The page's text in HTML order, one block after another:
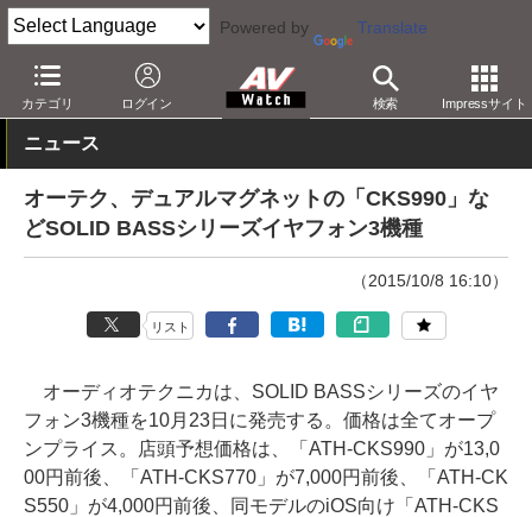
Powered by Translate
カテゴリ ログイン 検索 Impressサイト
AV Watch 製品 ヘッドフォン オーディオテクニカ
ニュース
オーテク、デュアルマグネットの「CKS990」な
どSOLID BASSシリーズイヤフォン3機種
（2015/10/8 16:10）
リスト
オーディオテクニカは、SOLID BASSシリーズのイヤ
フォン3機種を10月23日に発売する。価格は全てオープ
ンプライス。店頭予想価格は、「ATH-CKS990」が13,0
00円前後、「ATH-CKS770」が7,000円前後、「ATH-CK
S550」が4,000円前後、同モデルのiOS向け「ATH-CKS